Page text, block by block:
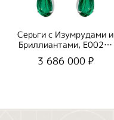
Серьги с Изумрудами и
Бриллиантами, E0020-
20/1
3 686 000 ₽